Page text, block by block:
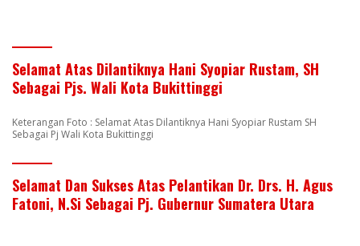
Selamat Atas Dilantiknya Hani Syopiar Rustam, SH
Sebagai Pjs. Wali Kota Bukittinggi
Keterangan Foto : Selamat Atas Dilantiknya Hani Syopiar Rustam SH
Sebagai Pj Wali Kota Bukittinggi
Selamat Dan Sukses Atas Pelantikan Dr. Drs. H. Agus
Fatoni, N.Si Sebagai Pj. Gubernur Sumatera Utara